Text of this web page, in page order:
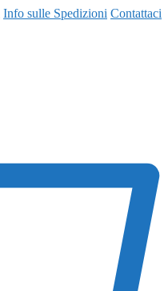
Info sulle Spedizioni Contattaci